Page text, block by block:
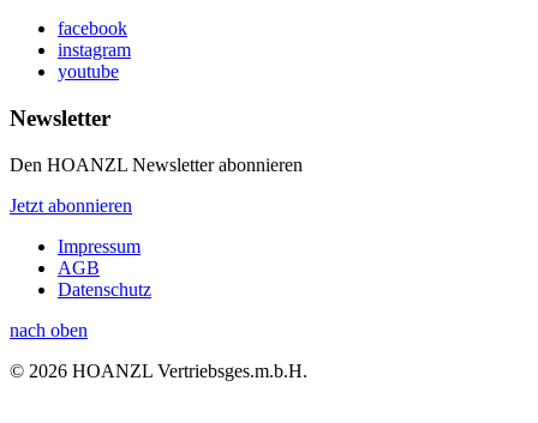
facebook
instagram
youtube
Newsletter
Den HOANZL Newsletter abonnieren
Jetzt abonnieren
Impressum
AGB
Datenschutz
nach oben
© 2026 HOANZL Vertriebsges.m.b.H.